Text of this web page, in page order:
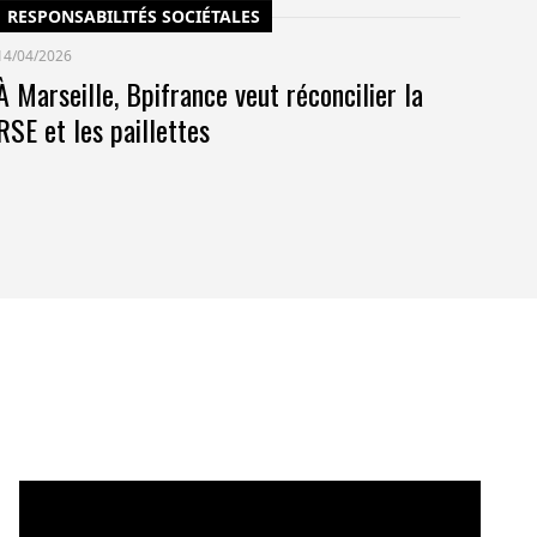
RESPONSABILITÉS SOCIÉTALES
04/2026
Marseille, Bpifrance veut réconcilier la
et les paillettes